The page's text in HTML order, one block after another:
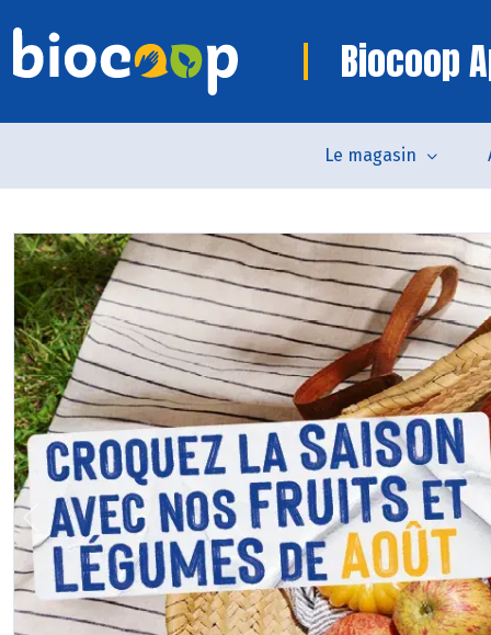
Biocoop
Le magasin
Previous